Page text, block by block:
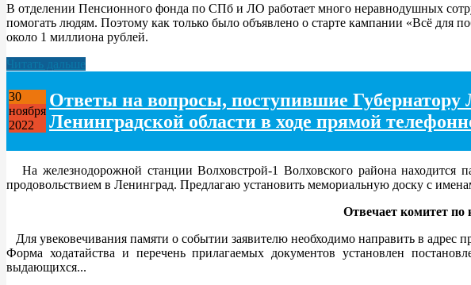
В отделении Пенсионного фонда по СПб и ЛО работает много неравнодушных
помогать людям. Поэтому как только было объявлено о старте кампании «Всё для
около 1 миллиона рублей.
Читать дальше
30
ноября
2022
Ответы на вопросы, поступившие Губернатору
Ленинградской области в ходе прямой
На железнодорожной станции Волховстрой-1 Волховского района находится
продовольствием в Ленинград. Предлагаю установить мемориальную доску с
Отвечает комитет по
Для увековечивания памяти о событии заявителю необходимо направить в адрес
Форма ходатайства и перечень прилагаемых документов установлен
выдающихся...